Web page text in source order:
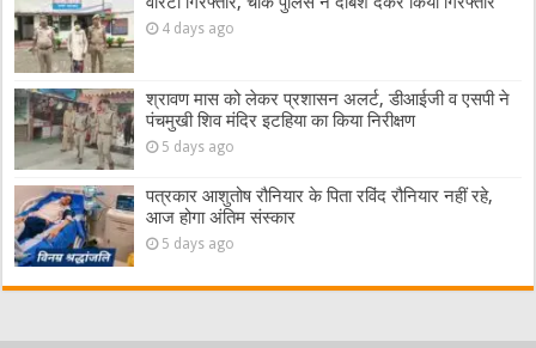
4 days ago
श्रावण मास को लेकर प्रशासन अलर्ट, डीआईजी व एसपी ने
पंचमुखी शिव मंदिर इटहिया का किया निरीक्षण
5 days ago
पत्रकार आशुतोष रौनियार के पिता रविंद रौनियार नहीं रहे,
आज होगा अंतिम संस्कार
5 days ago